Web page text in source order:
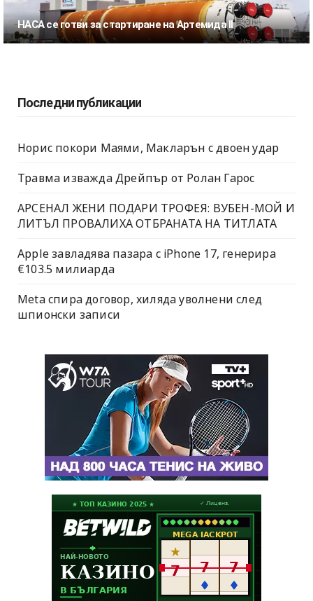
НАСА се готви за стартиране на Артемида II
Последни публикации
Норис покори Маями, Макларън с двоен удар
Травма изважда Дрейпър от Ролан Гарос
АРСЕНАЛ ЖЕНИ ПОДАРИ ТРОФЕЯ: ВУБЕН-МОЙ И
ЛИТЪЛ ПРОВАЛИХА ОТБРАНАТА НА ТИТЛАТА
Apple завладява пазара с iPhone 17, генерира
€103.5 милиарда
Meta спира договор, хиляда уволнени след
шпионски записи